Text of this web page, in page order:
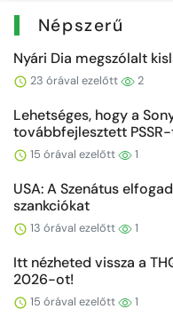
Népszerű
Nyári Dia megszólalt
23 órával ezelőtt 2
Lehetséges, hogy a
továbbfejlesztett PSSR-
15 órával ezelőtt 1
USA: A Szenátus
szankciókat
13 órával ezelőtt 1
Itt nézheted vissza a
2026-ot!
15 órával ezelőtt 1